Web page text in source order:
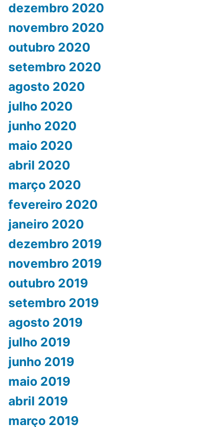
dezembro 2020
novembro 2020
outubro 2020
setembro 2020
agosto 2020
julho 2020
junho 2020
maio 2020
abril 2020
março 2020
fevereiro 2020
janeiro 2020
dezembro 2019
novembro 2019
outubro 2019
setembro 2019
agosto 2019
julho 2019
junho 2019
maio 2019
abril 2019
março 2019